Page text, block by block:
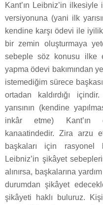
Kant’ın Leibniz’in
versiyonuna (yani ilk
kendine karşı ödevi ile
bir zemin oluşturmaya
sebeple söz konusu ilke
yapma ödevi bakımından
istemediğim sürece
ortadan kaldırdığı
yarısının (kendine
inkâr etme) Kant’ın
kanaatindedir. Zira arzu
başkaları için
Leibniz’in şikâyet
alınırsa, başkalarına
durumdan şikâyet
şikâyeti haklı buluruz.